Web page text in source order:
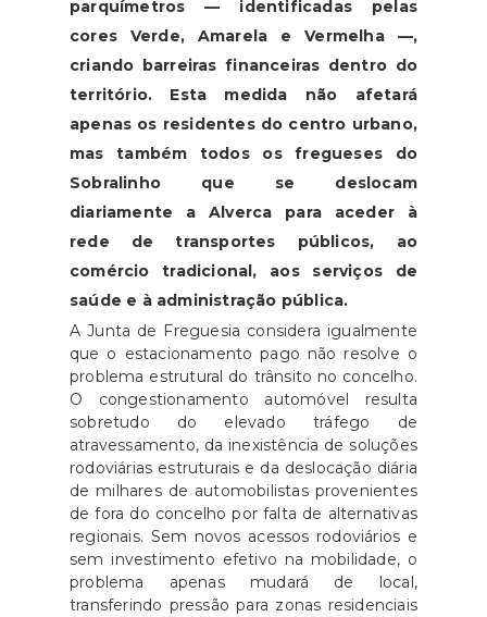
parquímetros — identificadas pelas
cores Verde, Amarela e Vermelha —,
criando barreiras financeiras dentro do
território. Esta medida não afetará
apenas os residentes do centro urbano,
mas também todos os fregueses do
Sobralinho que se deslocam
diariamente a Alverca para aceder à
rede de transportes públicos, ao
comércio tradicional, aos serviços de
saúde e à administração pública.
A Junta de Freguesia considera igualmente
que o estacionamento pago não resolve o
problema estrutural do trânsito no concelho.
O congestionamento automóvel resulta
sobretudo do elevado tráfego de
atravessamento, da inexistência de soluções
rodoviárias estruturais e da deslocação diária
de milhares de automobilistas provenientes
de fora do concelho por falta de alternativas
regionais. Sem novos acessos rodoviários e
sem investimento efetivo na mobilidade, o
problema apenas mudará de local,
transferindo pressão para zonas residenciais